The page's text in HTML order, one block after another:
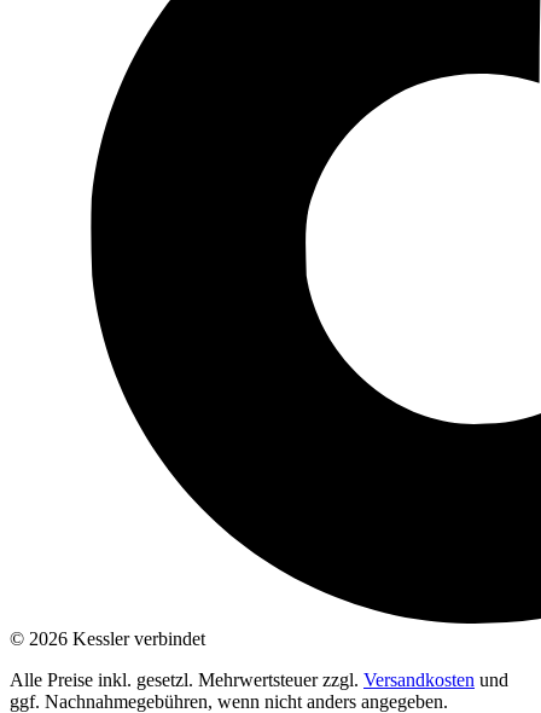
© 2026 Kessler verbindet
Alle Preise inkl. gesetzl. Mehrwertsteuer zzgl. Versandkosten und
ggf. Nachnahmegebühren, wenn nicht anders angegeben.